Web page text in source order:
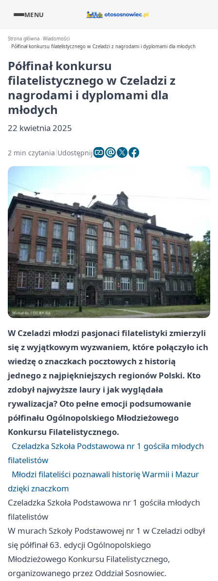
MENU
Strona główna Wiadomości
Półfinał konkursu filatelistycznego w Czeladzi z nagrodami i dyplomami dla młodych
Półfinał konkursu
filatelistycznego w Czeladzi z
nagrodami i dyplomami dla
młodych
22 kwietnia 2025
2 min czytania Udostępnij
W Czeladzi młodzi pasjonaci filatelistyki zmierzyli
się z wyjątkowym wyzwaniem, które połączyło ich
wiedzę o znaczkach pocztowych z historią
jednego z najpiękniejszych regionów Polski. Kto
zdobył najwyższe laury i jak wyglądała
rywalizacja? Oto pełne emocji podsumowanie
półfinału Ogólnopolskiego Młodzieżowego
Konkursu Filatelistycznego.
Czeladzka Szkoła Podstawowa nr 1 gościła młodych
filatelistów
Młodzi filateliści poznawali historię Warmii i Mazur
dzięki znaczkom
Czeladzka Szkoła Podstawowa nr 1 gościła młodych
filatelistów
W murach Szkoły Podstawowej nr 1 w Czeladzi odbył
się półfinał 63. edycji Ogólnopolskiego
Młodzieżowego Konkursu Filatelistycznego,
organizowanego przez Oddział Sosnowiec.